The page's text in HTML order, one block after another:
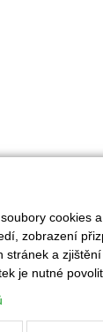
PRO AUTORY
cookies
zobrazení
a
je nutné